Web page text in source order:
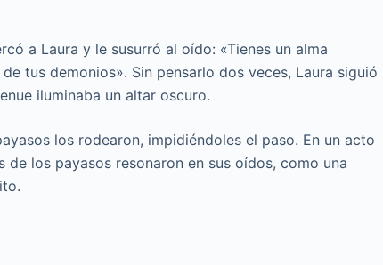
a Laura y le susurró al oído: «Tienes un alma
tus demonios». Sin pensarlo dos veces, Laura siguió
iluminaba un altar oscuro.
los rodearon, impidiéndoles el paso. En un acto
los payasos resonaron en sus oídos, como una